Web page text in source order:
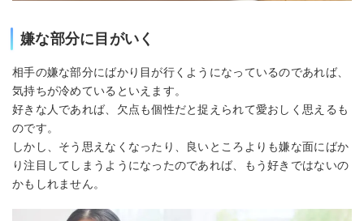
嫌な部分に目がいく
相手の嫌な部分にばかり目が行くようになっているのであれば、
気持ちが冷めているといえます。
好きな人であれば、欠点も個性だと捉えられて愛おしく思えるも
のです。
しかし、そう思えなくなったり、良いところよりも嫌な面にばか
り注目してしまうようになったのであれば、もう好きではないの
かもしれません。